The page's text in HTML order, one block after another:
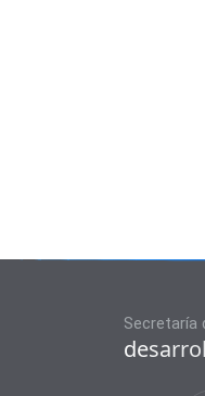
Secretaría